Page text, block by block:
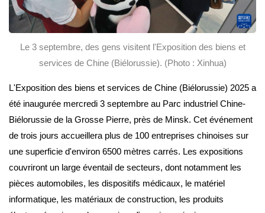
Le 3 septembre, des gens visitent l'Exposition des biens et
services de Chine (Biélorussie). (Photo : Xinhua)
L'Exposition des biens et services de Chine (Biélorussie) 2025 a
été inaugurée mercredi 3 septembre au Parc industriel Chine-
Biélorussie de la Grosse Pierre, près de Minsk. Cet événement
de trois jours accueillera plus de 100 entreprises chinoises sur
une superficie d'environ 6500 mètres carrés. Les expositions
couvriront un large éventail de secteurs, dont notamment les
pièces automobiles, les dispositifs médicaux, le matériel
informatique, les matériaux de construction, les produits